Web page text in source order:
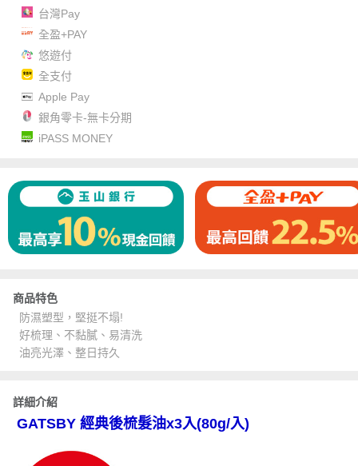
台灣Pay
全盈+PAY
悠遊付
全支付
Apple Pay
銀角零卡-無卡分期
iPASS MONEY
商品特色
防濕塑型，堅挺不塌!
好梳理、不黏膩、易清洗
油亮光澤、整日持久
詳細介紹
GATSBY 經典後梳髮油x3入(80g/入)